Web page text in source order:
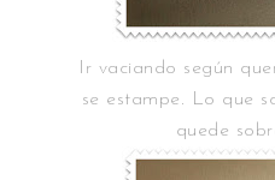
Ir vaciando según
se estampe. Lo que
quede